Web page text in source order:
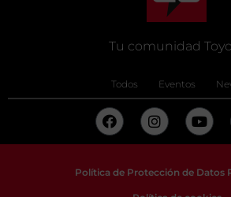
Tu comunidad
Todos Eventos
Política de Protección de Datos